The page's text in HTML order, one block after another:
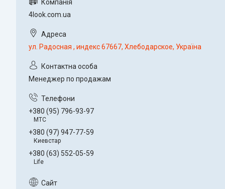
4look.com.ua
ул. Радосная , индекс 67667, Хлебодарское, Україна
Менеджер по продажам
+380 (95) 796-93-97
МТС
+380 (97) 947-77-59
Киевстар
+380 (63) 552-05-59
Life